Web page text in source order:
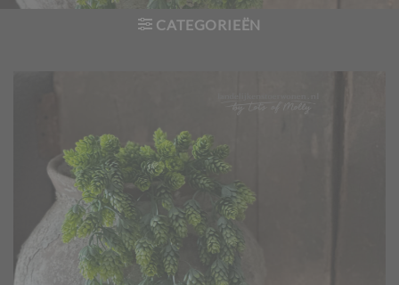
CATEGORIEËN